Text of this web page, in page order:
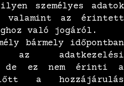
személyes adatok
valamint az érintett
való jogáról.
bármely időpontban
az adatkezelési
de ez nem érinti a
a hozzájárulás